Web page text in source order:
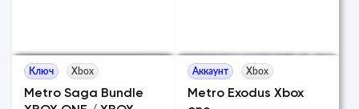
Ключ Xbox
Metro Saga Bundle
Аккаунт Xbox
Metro Exodus Xbox